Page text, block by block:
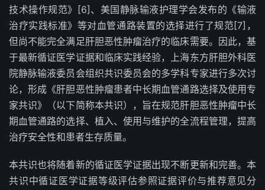
技术操作规范》 [6] 、美国静脉输液护理学会发布的《输液
治疗实践标准》等对血管通路装置的选择进行了规范[7] ，
但尚不能完全满足肝胆恶性肿瘤治疗的临床需要。因此，基
于最新循证医学证据和临床实践经验，上海东方肝胆外科医
院静脉输液委员会组织共识委员会的多学科专家进行多次讨
论，形成《肝胆恶性肿瘤患者中长期血管通路选择及使用专
家共识》（以下简称本共识），旨在规范肝胆恶性肿瘤中长
期血管通路的选择、植入、使用与维护的全流程管理，提高
治疗安全性和患者生存质量。
本共识也将随着新的循证医学证据出现不断更新和完善。本
共识中循证医学证据等级评估参照证据评价与推荐意见分